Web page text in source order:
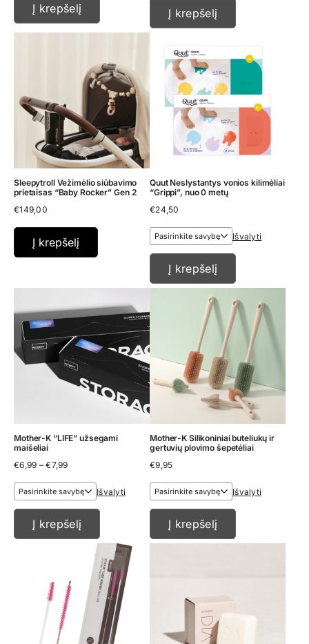
Į krepšelį Į krepšelį
Sleepytroll Vežimėlio siūbavimo
prietaisas “Baby Rocker” Gen 2
€149,00
Į krepšelį
Quut Neslystantys vonios kilimėliai
“Grippi”, nuo 0 metų
€24,50
Išvalyti
Į krepšelį
Mother-K “LIFE” užsegami
maišeliai
€6,99 – €7,99Price
€6,99
throughIšvalyti
Į krepšelį
Mother-K Silikoniniai buteliukų ir
gertuvių plovimo šepetėliai
€9,95
Išvalyti
Į krepšelį